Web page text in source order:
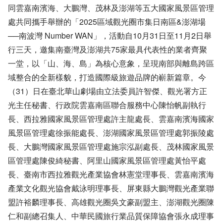
同雲嘉南濱海、大鵬灣、茂林及澎湖等五大國家風景區管理
處共同攜手舉辦的「2025區域觀光圈市集日南區&澎湖場
──南波灣 Number WAN」，活動自10月31日至11月2日舉
行三天，邀集南臺灣及澎湖共75家最具代表性的業者齊聚
一堂，以「山、海、島」為核心意象，呈現南部與離島跨區
域整合的全新樣貌，打造國際級旅遊品牌的嶄新篇章。今
（31）日在臺北華山劇場由立法委員許智傑、觀光署方正
光主任秘書、行政院雲嘉南區聯合服務中心陳怡帆副執行
長、西拉雅國家風景區管理處許主龍處長、雲嘉南濱海國家
風景區管理處徐振能處長、澎湖國家風景區管理處郭振陵處
長、大鵬灣國家風景區管理處施宗泓副處長、茂林國家風景
區管理處陳俊綺秘書、阿里山國家風景區管理處黃怡平處
長、臺南市西拉雅觀光產業協會林憲堂理事長、雲嘉南濱海
產業文化觀光協會戴泳明理事長、屏東縣大鵬灣觀光產業聯
盟許裕麟理事長、高雄觀光圈吳文豪副盟主、澎湖觀光圈陳
仁和副總召集人、中華民國旅行業品質保障協會張永成理事